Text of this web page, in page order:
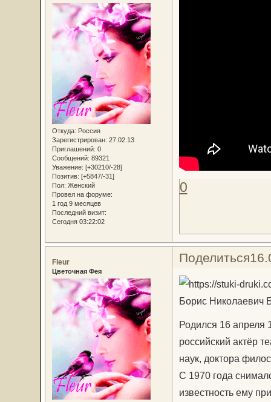
Откуда: Россия
Зарегистрирован: 27.02.13
Приглашений: 0
Сообщений: 89321
Уважение: [+30210/-28]
Позитив: [+5847/-31]
Пол: Женский
Провел на форуме:
1 год 9 месяцев
Последний визит:
Сегодня 03:22:02
0
Поделиться
Fleur
Цветочная Фея
Борис Николаевич
Родился 16 апреля
российский актёр
наук, доктора
С 1970 года
известность ему